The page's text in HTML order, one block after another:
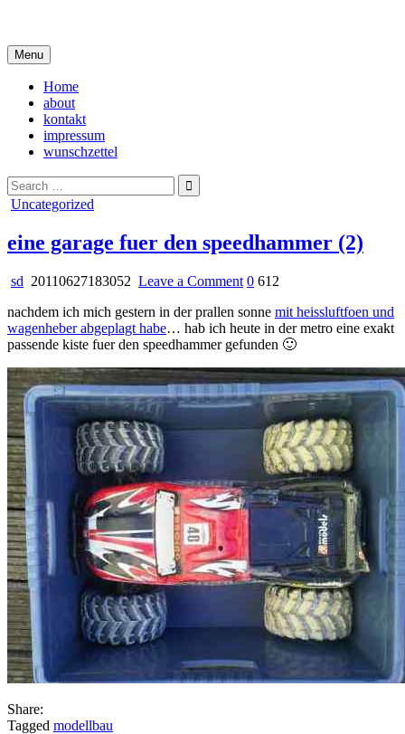
content
Menu
Home
about
kontakt
impressum
wunschzettel
Search
for:
Posted
Uncategorized
eine garage fuer den speedhammer (2)
sd 20110627183052 Leave a Commenton
garage
fuer
den
(2)
0 612
nachdem ich mich gestern in der prallen sonne mit heissluftfoen und
wagenheber abgeplagt habe… hab ich heute in der metro eine exakt
passende kiste fuer den speedhammer gefunden 🙂
Share:
Tagged modellbau